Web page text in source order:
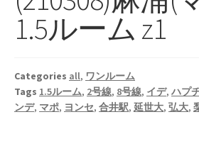
1.5ルーム z1
Categories all, ワンルーム
Tags 1.5ルーム, 2号線, 8号線, イデ, ハプ
ンデ, マポ, ヨンセ, 合井駅, 延世大, 弘大,